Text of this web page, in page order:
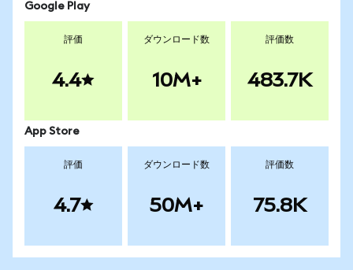
Google Play
評価
4.4
ダウンロード数
10M+
評価数
483.7K
App Store
評価
4.7
ダウンロード数
50M+
評価数
75.8K